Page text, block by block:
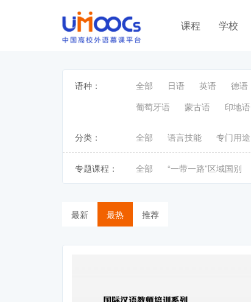
课程 学校
语种： 全部 日语 英语 德语
葡萄牙语
蒙古语 印地语
分类： 全部 语言技能 专门用途
专题课程： 全部 “一带一路”区域国别
最新 最热 推荐